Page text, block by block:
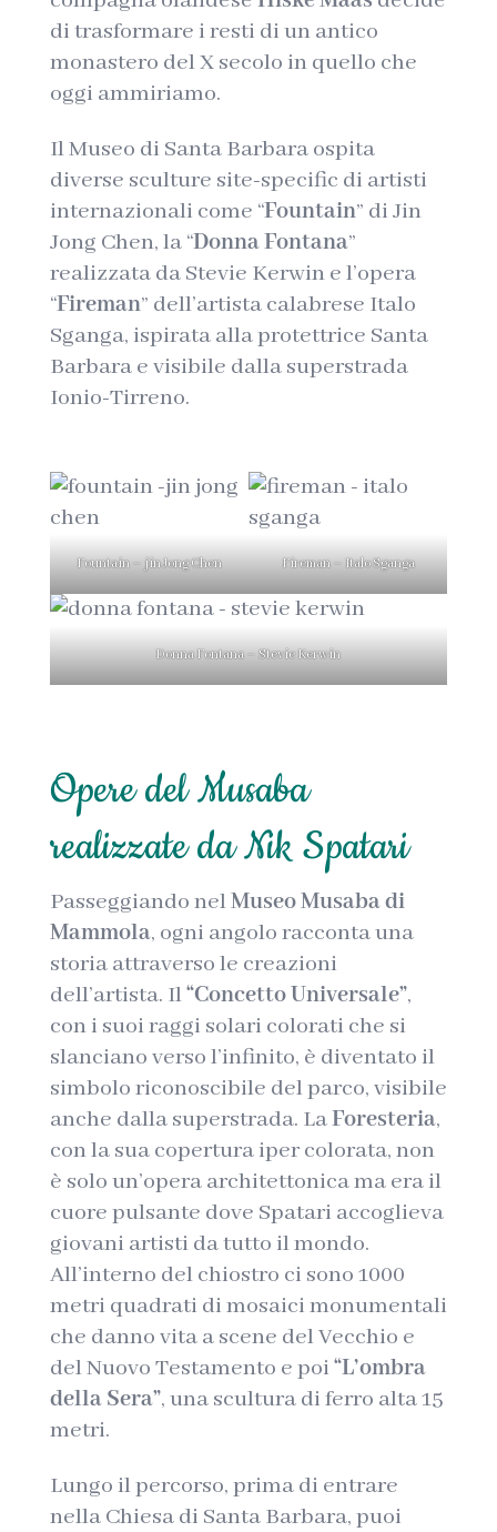
di trasformare i resti di un antico
monastero del X secolo in quello che
oggi ammiriamo.
Il Museo di Santa Barbara ospita
diverse sculture site-specific di artisti
internazionali come “Fountain” di Jin
Jong Chen, la “Donna Fontana”
realizzata da Stevie Kerwin e l’opera
“Fireman” dell’artista calabrese Italo
Sganga, ispirata alla protettrice Santa
Barbara e visibile dalla superstrada
Ionio-Tirreno.
Fountain – jin Jong Chen Fireman – Italo Sganga
Donna Fontana – Stevie Kerwin
Opere del Musaba
realizzate da Nik Spatari
Passeggiando nelMuseo Musaba di
Mammola, ogni angolo racconta una
storia attraverso le creazioni
dell’artista. Il“Concetto Universale”,
con i suoi raggi solari colorati che si
slanciano verso l’infinito, è diventato il
simbolo riconoscibile del parco, visibile
anche dalla superstrada. LaForesteria,
con la sua copertura iper colorata, non
è solo un’opera architettonica ma era il
cuore pulsante dove Spatari accoglieva
giovani artisti da tutto il mondo.
All’interno del chiostro ci sono 1000
metri quadrati di mosaici monumentali
che danno vita a scene del Vecchio e
del Nuovo Testamento e poi “L’ombra
della Sera”, una scultura di ferro alta 15
metri.
Lungo il percorso, prima di entrare
nella Chiesa di Santa Barbara, puoi